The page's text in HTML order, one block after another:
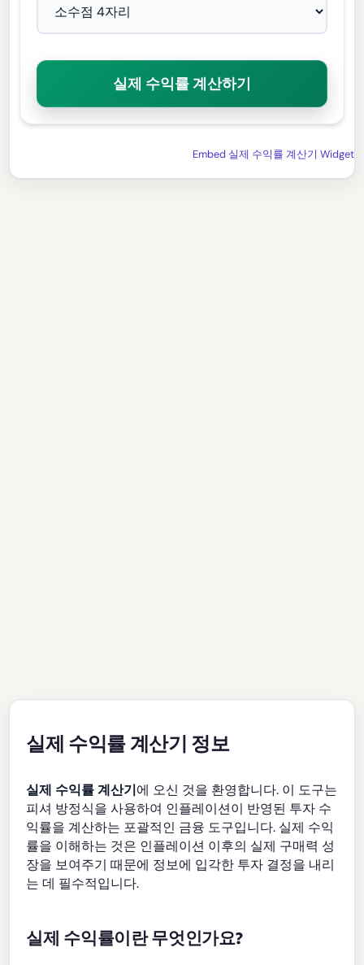
실제 수익률 계산하기
Embed 실제 수익률 계산기 Widget
실제 수익률 계산기 정보
실제 수익률 계산기에 오신 것을 환영합니다. 이 도구는
피셔 방정식을 사용하여 인플레이션이 반영된 투자 수
익률을 계산하는 포괄적인 금융 도구입니다. 실제 수익
률을 이해하는 것은 인플레이션 이후의 실제 구매력 성
장을 보여주기 때문에 정보에 입각한 투자 결정을 내리
는 데 필수적입니다.
실제 수익률이란 무엇인가요?